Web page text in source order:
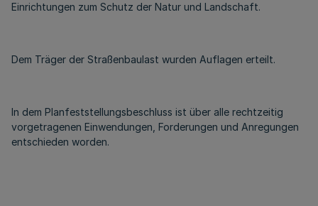
Einrichtungen zum Schutz der Natur und Landschaft.
Dem Träger der Straßenbaulast wurden Auflagen erteilt.
In dem Planfeststellungsbeschluss ist über alle rechtzeitig
vorgetragenen Einwendungen, Forderungen und Anregungen
entschieden worden.